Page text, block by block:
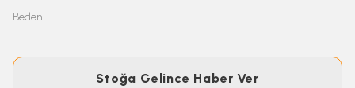
Beden
Stoğa Gelince Haber Ver